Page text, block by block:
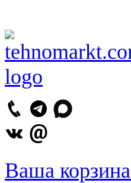
Ваша корзина